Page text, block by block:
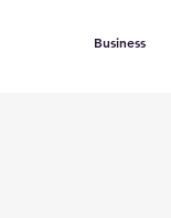
Business